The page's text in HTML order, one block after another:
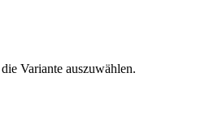
Variante auszuwählen.